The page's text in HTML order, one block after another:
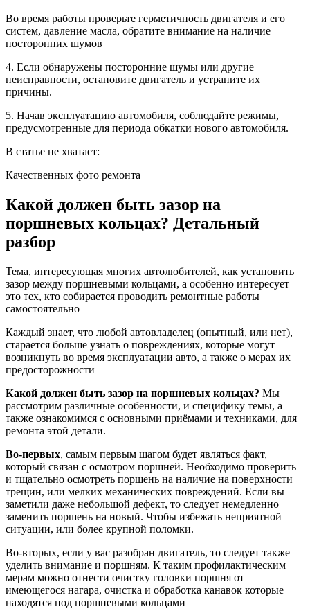
Во время работы проверьте герметичность двигателя и его
систем, давление масла, обратите внимание на наличие
посторонних шумов
4. Если обнаружены посторонние шумы или другие
неисправности, остановите двигатель и устраните их
причины.
5. Начав эксплуатацию автомобиля, соблюдайте режимы,
предусмотренные для периода обкатки нового автомобиля.
В статье не хватает:
Качественных фото ремонта
Какой должен быть зазор на
поршневых кольцах? Детальный
разбор
Тема, интересующая многих автолюбителей, как установить
зазор между поршневыми кольцами, а особенно интересует
это тех, кто собирается проводить ремонтные работы
самостоятельно
Каждый знает, что любой автовладелец (опытный, или нет),
старается больше узнать о повреждениях, которые могут
возникнуть во время эксплуатации авто, а также о мерах их
предосторожности
Какой должен быть зазор на поршневых кольцах? Мы
рассмотрим различные особенности, и специфику темы, а
также ознакомимся с основными приёмами и техниками, для
ремонта этой детали.
Во-первых, самым первым шагом будет являться факт,
который связан с осмотром поршней. Необходимо проверить
и тщательно осмотреть поршень на наличие на поверхности
трещин, или мелких механических повреждений. Если вы
заметили даже небольшой дефект, то следует немедленно
заменить поршень на новый. Чтобы избежать неприятной
ситуации, или более крупной поломки.
Во-вторых, если у вас разобран двигатель, то следует также
уделить внимание и поршням. К таким профилактическим
мерам можно отнести очистку головки поршня от
имеющегося нагара, очистка и обработка канавок которые
находятся под поршневыми кольцами